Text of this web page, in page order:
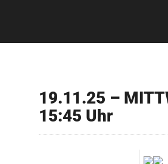
19.11.25 –
15:45 Uhr